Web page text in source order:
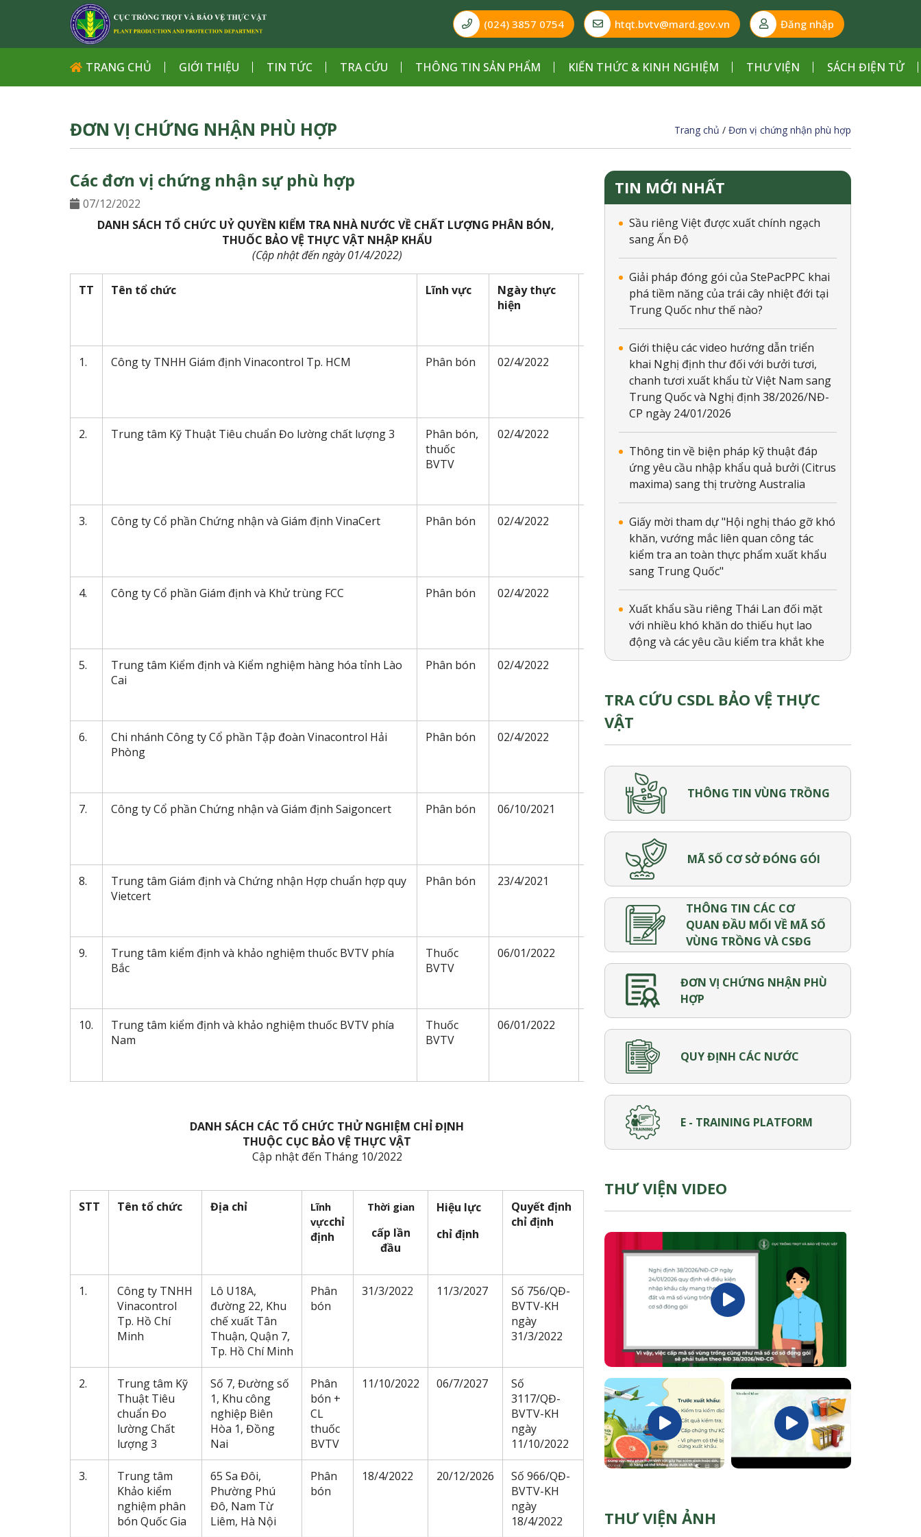
(024) 3857 0754 htqt.bvtv@mard.gov.vn Đăng nhập
TRANG CHỦ GIỚI THIỆU TIN TỨC TRA CỨU THÔNG TIN SẢN PHẨM KIẾN THỨC & KINH NGHIỆM THƯ VIỆN SÁCH ĐIỆN TỬ
ĐƠN VỊ CHỨNG NHẬN PHÙ HỢP Trang chủ / Đơn vị chứng nhận phù hợp
Các đơn vị chứng nhận sự phù hợp
07/12/2022
DANH SÁCH TỔ CHỨC UỶ QUYỀN KIỂM TRA NHÀ NƯỚC VỀ CHẤT LƯỢNG PHÂN BÓN,
THUỐC BẢO VỆ THỰC VẬT NHẬP KHẨU
(Cập nhật đến ngày 01/4/2022)
TT Tên tổ chức Lĩnh vực
Ngày thực
hiện
Hiệu lực Số Quyết định
1. Công ty TNHH Giám định Vinacontrol Tp. HCM Phân bón 02/4/2022 01/4/2023
838/QĐ-BVTV-KH ngày
01/4/2022
2. Trung tâm Kỹ Thuật Tiêu chuẩn Đo lường chất lượng 3
Phân bón,
thuốc
BVTV
02/4/2022 27/12/2022
837QĐ-BVTV-KH ngày
01/4/2022
3. Công ty Cổ phần Chứng nhận và Giám định VinaCert Phân bón 02/4/2022 27/12/2022
837QĐ-BVTV-KH ngày
01/4/2022
4. Công ty Cổ phần Giám định và Khử trùng FCC Phân bón 02/4/2022 07/01/2023
835/QĐ-BVTV-KH ngày
01/4/2022
5.
Trung tâm Kiểm định và Kiểm nghiệm hàng hóa tỉnh Lào
Cai
Phân bón 02/4/2022 01/4/2023
840/QĐ-BVTV-KH ngày
6.
Chi nhánh Công ty Cổ phần Tập đoàn Vinacontrol Hải
Phòng
Phân bón 02/4/2022
7. Công ty Cổ phần Chứng nhận và Giám định Saigoncert Phân bón 06/10/2021 11/9/2022
1790/QĐ-BVTV-KH ngày
06/10/2021
8.
Trung tâm Giám định và Chứng nhận Hợp chuẩn hợp quy
Vietcert
Phân bón 23/4/2021 23/4/2022
23/4/2021
9.
Trung tâm kiểm định và khảo nghiệm thuốc BVTV phía
Bắc
Thuốc
BVTV
06/01/2022 31/12/2022
49/QĐ-BVTV-KH ngày
06/01/2022
10.
Trung tâm kiểm định và khảo nghiệm thuốc BVTV phía
Nam
Thuốc
BVTV
06/01/2022
DANH SÁCH CÁC TỔ CHỨC THỬ NGHIỆM CHỈ ĐỊNH
THUỘC CỤC BẢO VỆ THỰC VẬT
Cập nhật đến Tháng 10/2022
STT Tên tổ chức Địa chỉ
Lĩnh
vựcchỉ
định
Thời gian
cấp lần
đầu
Hiệu lực
chỉ định
Quyết định
chỉ định
1.
Công ty TNHH
Vinacontrol
Tp. Hồ Chí
Minh
Lô U18A,
đường 22, Khu
chế xuất Tân
Thuận, Quận 7,
Tp. Hồ Chí Minh
Phân
bón
31/3/2022 11/3/2027
Số 756/QĐ-
BVTV-KH
ngày
31/3/2022
2.
Trung tâm Kỹ
Thuật Tiêu
chuẩn Đo
lường Chất
lượng 3
Số 7, Đường số
1, Khu công
nghiệp Biên
Hòa 1, Đồng
Nai
Phân
bón +
CL
thuốc
BVTV
11/10/2022 06/7/2027
Số
3117/QĐ-
BVTV-KH
ngày
11/10/2022
3.
Trung tâm
Khảo kiểm
nghiệm phân
bón Quốc Gia
65 Sa Đôi,
Phường Phú
Đô, Nam Từ
Liêm, Hà Nội
Phân
bón
18/4/2022 20/12/2026
Số 966/QĐ-
BVTV-KH
ngày
18/4/2022
TIN MỚI NHẤT
Sầu riêng Việt được xuất chính ngạch
sang Ấn Độ
Giải pháp đóng gói của StePacPPC khai
phá tiềm năng của trái cây nhiệt đới tại
Trung Quốc như thế nào?
Giới thiệu các video hướng dẫn triển
khai Nghị định thư đối với bưởi tươi,
chanh tươi xuất khẩu từ Việt Nam sang
Trung Quốc và Nghị định 38/2026/NĐ-
CP ngày 24/01/2026
Thông tin về biện pháp kỹ thuật đáp
ứng yêu cầu nhập khẩu quả bưởi (Citrus
maxima) sang thị trường Australia
Giấy mời tham dự "Hội nghị tháo gỡ khó
khăn, vướng mắc liên quan công tác
kiểm tra an toàn thực phẩm xuất khẩu
sang Trung Quốc"
Xuất khẩu sầu riêng Thái Lan đối mặt
với nhiều khó khăn do thiếu hụt lao
động và các yêu cầu kiểm tra khắt khe
TRA CỨU CSDL BẢO VỆ THỰC
VẬT
THÔNG TIN VÙNG TRỒNG
MÃ SỐ CƠ SỞ ĐÓNG GÓI
THÔNG TIN CÁC CƠ
QUAN ĐẦU MỐI VỀ MÃ SỐ
VÙNG TRỒNG VÀ CSĐG
ĐƠN VỊ CHỨNG NHẬN PHÙ
HỢP
QUY ĐỊNH CÁC NƯỚC
E - TRAINING PLATFORM
THƯ VIỆN VIDEO
THƯ VIỆN ẢNH